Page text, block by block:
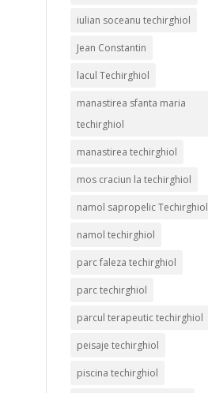
iulian soceanu techirghiol
Jean Constantin
lacul Techirghiol
manastirea sfanta maria
techirghiol
manastirea techirghiol
mos craciun la techirghiol
namol sapropelic Techirghiol
namol techirghiol
parc faleza techirghiol
parc techirghiol
parcul terapeutic techirghiol
peisaje techirghiol
piscina techirghiol